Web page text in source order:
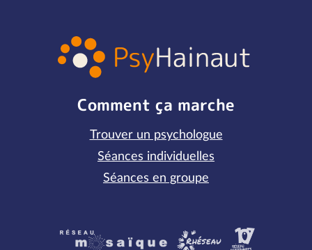
Comment ça marche
Trouver un psychologue
Séances individuelles
Séances en groupe
Partenaires